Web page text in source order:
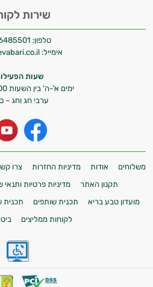
שירות
טלפון:
אימייל: info@tevabari.co.il
שעות
ימים א'-ה' בין השעות 09:00-15:00
ערבי חג וחג –
משלוחים אודות מדיניות החזרות צרו
תקנון האתר
מדיניות פרטיות ותנאי
מועדון טבע בריא
תכנית שותפים תכנית
לקוחות ממליצים